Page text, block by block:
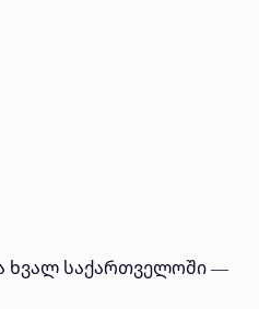
ხვალ საქართველოში —